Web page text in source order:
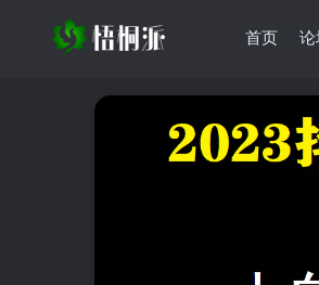
首页